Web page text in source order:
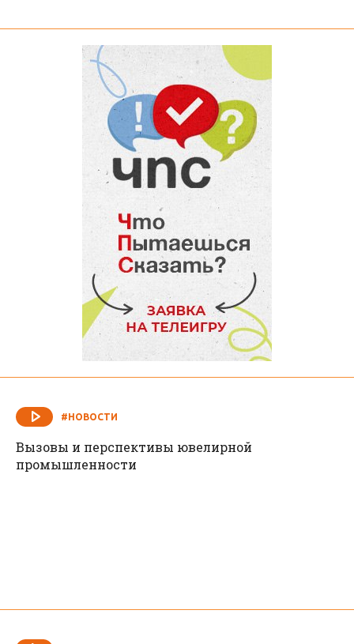
#НОВОСТИ
Вызовы и перспективы ювелирной
промышленности